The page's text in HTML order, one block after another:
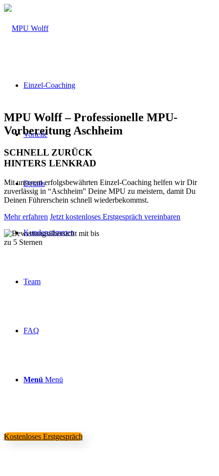
Einzel-Coaching
Vorteile
Details
Kundenstimmen
Team
FAQ
Menü Menü
Kostenloses Erstgespräch
MPU Wolff – Professionelle MPU-
Vorbereitung Aschheim
SCHNELL ZURÜCK
HINTERS LENKRAD
Mit unserem erfolgsbewährten Einzel-Coaching helfen wir Dir
zuverlässig in “Aschheim” Deine MPU zu meistern, damit Du
Deinen Führerschein schnell wiederbekommst.
Mehr erfahren Jetzt kostenloses Erstgespräch vereinbaren